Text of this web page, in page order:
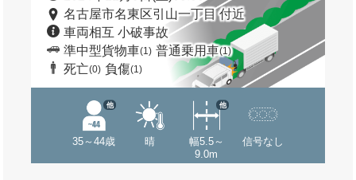
名古屋市名東区引山一丁目 付近
車両相互 小破事故
準中型貨物車(1) 普通乗用車(1)
死亡(0) 負傷(1)
35～44歳
他
晴
幅5.5～
9.0m
他
信号なし